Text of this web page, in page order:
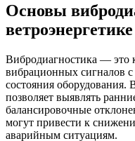
Основы
ветроэнергетике
Вибродиагностика — это
вибрационных сигналов
состояния оборудования.
позволяет выявлять
балансировочные
могут привести к
аварийным ситуациям.